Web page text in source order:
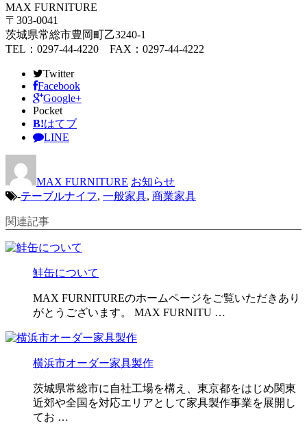
MAX FURNITURE
〒303-0041
茨城県常総市豊岡町乙3240-1
TEL：0297-44-4220 FAX：0297-44-4222
Twitter
Facebook
Google+
Pocket
B!はてブ
LINE
MAX FURNITURE お知らせ
-テーブルナイフ, 一般家具, 商業家具
関連記事
鮭缶について
MAX FURNITUREのホームページをご覧いただきあり
がとうございます。 MAX FURNITU …
横浜市オーダー家具製作
茨城県常総市に自社工場を構え、東京都をはじめ関東
近郊や全国を対応エリアとして家具製作事業を展開し
てお …